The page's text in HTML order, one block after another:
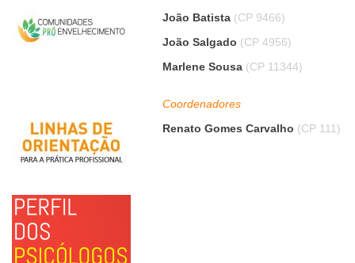
João Batista (CP 9466)
João Salgado (CP 4956)
Marlene Sousa (CP 11344)
Coordenadores
Renato Gomes Carvalho (CP 111)